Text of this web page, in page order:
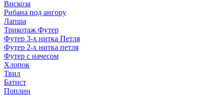
Вискоза
Рибана под ангору
Лапша
Трикотаж Футер
Футер 3-х нитка Петля
Футер 2-х нитка петля
Футер с начесом
Хлопок
Твил
Батист
Поплин